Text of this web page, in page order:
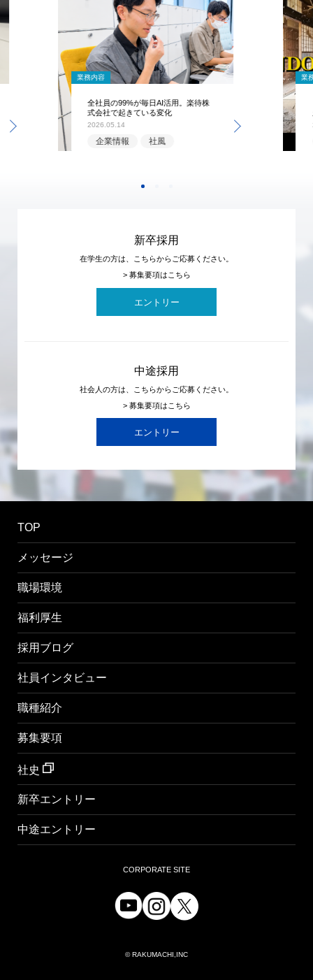
業務内容
全社員の99%が毎日AI活用。楽待株
式会社で起きている変化
2026.05.14
企業情報 社風
業
新卒採用
在学生の方は、こちらからご応募ください。
> 募集要項はこちら
エントリー
中途採用
社会人の方は、こちらからご応募ください。
> 募集要項はこちら
エントリー
TOP
メッセージ
職場環境
福利厚生
採用ブログ
社員インタビュー
職種紹介
募集要項
社史
新卒エントリー
中途エントリー
CORPORATE SITE
© RAKUMACHI,INC